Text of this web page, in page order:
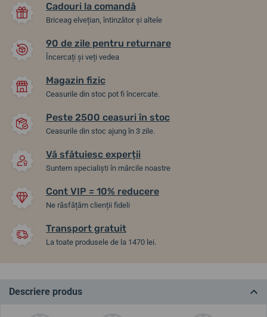
Formex Field Automatic Gen
2 Golden Honey Nylon-
0660.1.6585.877
În stoc vineri 14. 8. la tine acasă
4 509,63 lei
Formex Field Automatic Gen
2 Deep Blue Nylon-Velcro
4 509,63 lei
Cadouri la comandă
Briceag elvețian, întinzător și altele
90 de zile pentru returnare
Încercați și veți vedea
Magazin fizic
Ceasurile din stoc pot fi încercate.
Peste 2500 ceasuri în stoc
Ceasurile din stoc ajung în 3 zile.
Vă sfătuiesc experții
Suntem specialiști în mărcile noastre
Cont VIP = 10% reducere
Ne răsfățăm clienții fideli
Transport gratuit
La toate produsele de la 1470 lei.
Descriere produs